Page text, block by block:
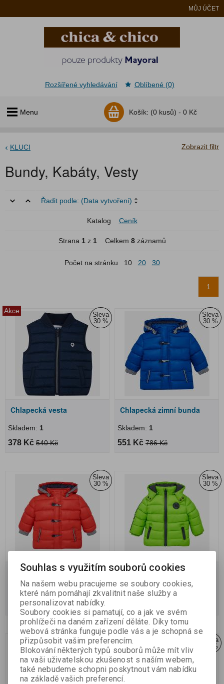
MŮJ ÚČET
Menu Košík: (0 kusů) - 0 Kč
Rozšířené vyhledávání Oblíbené (0)
Zobrazit filtr
KLUCI
Bundy, Kabáty, Vesty
Řadit podle: (Data vytvoření)
Katalog Ceník
Strana 1z 1Celkem 8záznamů
Počet na stránku 10 20 30
1
Akce
Sleva
30 %
Chlapecká vesta
Skladem: 1
378 Kč 540 Kč
Sleva
30 %
Chlapecká zimní bunda
Skladem: 1
551 Kč 786 Kč
Sleva
30 %
Chlapecká zimní bunda
Skladem: 2
551 Kč 786 Kč
Sleva
30 %
Chlapecká zimní bunda
Skladem:2
Sleva
30 %
Sleva
30 %
Souhlas s využitím souborů cookies
Na našem webu pracujeme se soubory cookies,
které nám pomáhají zkvalitnit naše služby a
personalizovat nabídky.
Soubory cookies si pamatují, co a jak ve svém
prohlížeči na daném zařízení děláte. Díky tomu
webová stránka funguje podle vás a je schopná se
přizpůsobit vašim preferencím.
Blokování některých typů souborů může mít vliv
na vaši uživatelskou zkušenost s naším webem,
také nebudeme schopni poskytnout vám nabídku
na základě vašich preferencí.